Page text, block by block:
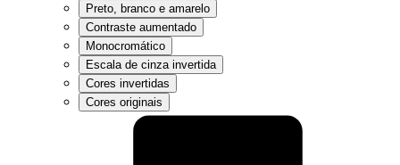
Preto, branco e amarelo
Contraste aumentado
Monocromático
Escala de cinza invertida
Cores invertidas
Cores originais